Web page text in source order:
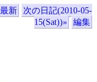
最新
次の日記(2010-05-
15(Sat))»
編集